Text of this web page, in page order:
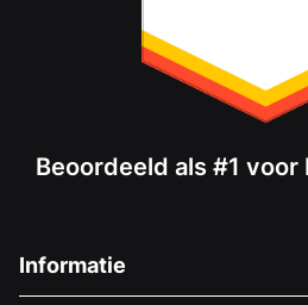
Beoordeeld als #1
Informatie